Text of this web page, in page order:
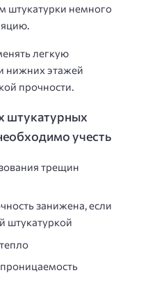
штукатурки немного
легкую
нижних этажей
прочности.
штукатурных
учесть
трещин
занижена, если
штукатуркой